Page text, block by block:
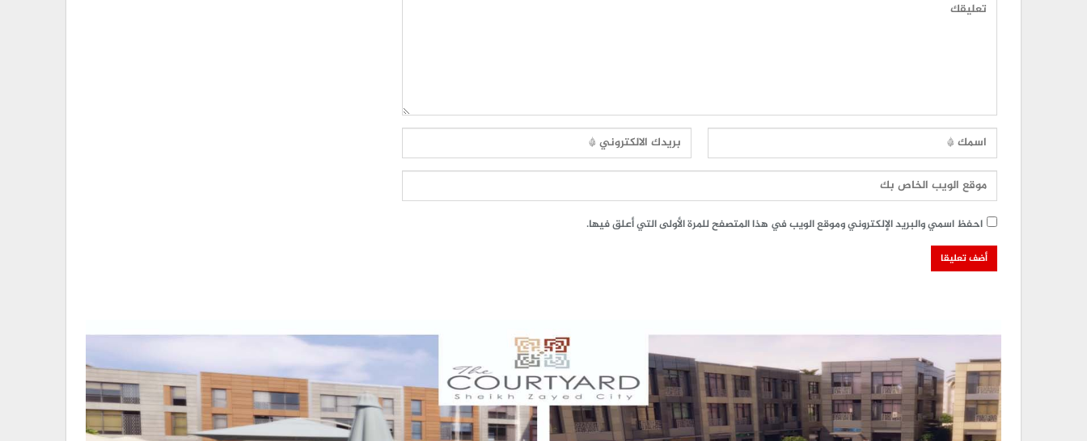
احفظ اسمي والبريد الإلكتروني وموقع الويب في هذا المتصفح للمرة الأولى التي أعلق فيها.